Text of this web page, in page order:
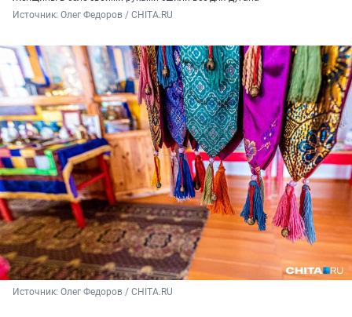
Источник: Олег Федоров / CHITA.RU
Источник: Олег Федоров / CHITA.RU